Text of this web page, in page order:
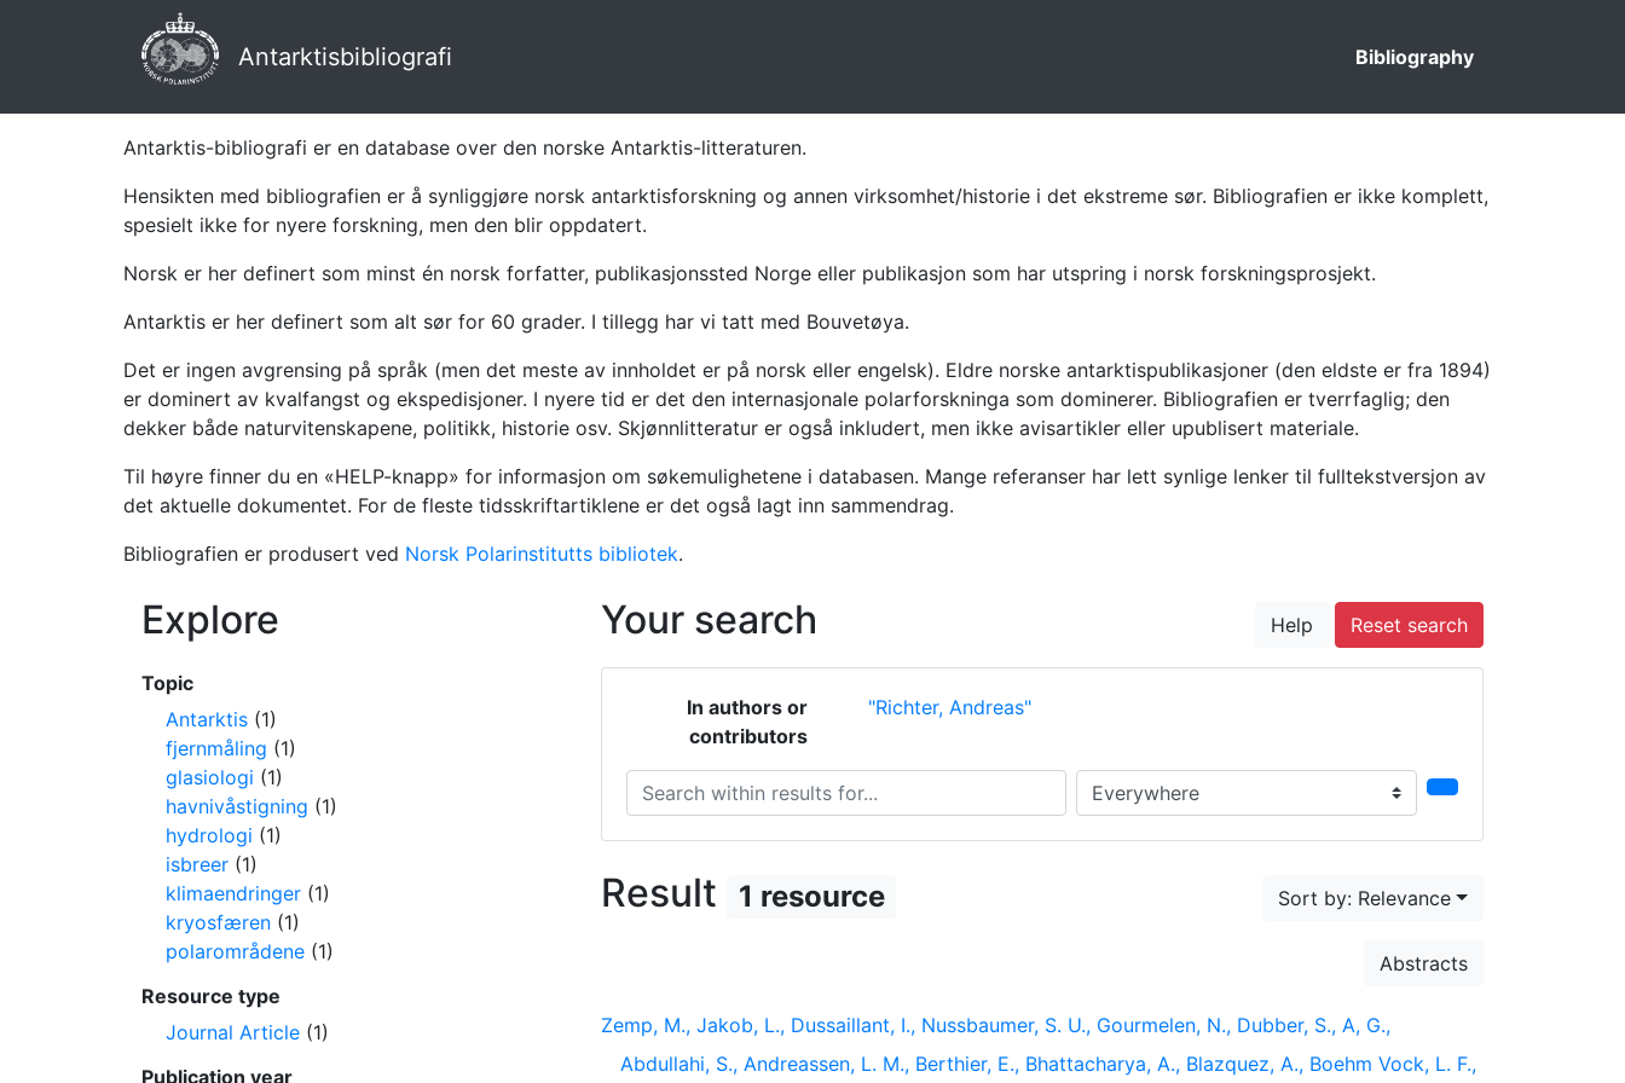
Antarktisbibliografi Bibliography
Antarktis-bibliografi er en database over den norske Antarktis-litteraturen.
Hensikten med bibliografien er å synliggjøre norsk antarktisforskning og annen virksomhet/historie i det ekstreme sør. Bibliografien er ikke komplett,
spesielt ikke for nyere forskning, men den blir oppdatert.
Norsk er her definert som minst én norsk forfatter, publikasjonssted Norge eller publikasjon som har utspring i norsk forskningsprosjekt.
Antarktis er her definert som alt sør for 60 grader. I tillegg har vi tatt med Bouvetøya.
Det er ingen avgrensing på språk (men det meste av innholdet er på norsk eller engelsk). Eldre norske antarktispublikasjoner (den eldste er fra 1894)
er dominert av kvalfangst og ekspedisjoner. I nyere tid er det den internasjonale polarforskninga som dominerer. Bibliografien er tverrfaglig; den
dekker både naturvitenskapene, politikk, historie osv. Skjønnlitteratur er også inkludert, men ikke avisartikler eller upublisert materiale.
Til høyre finner du en «HELP-knapp» for informasjon om søkemulighetene i databasen. Mange referanser har lett synlige lenker til fulltekstversjon av
det aktuelle dokumentet. For de fleste tidsskriftartiklene er det også lagt inn sammendrag.
Bibliografien er produsert ved Norsk Polarinstitutts bibliotek.
Your search Help Reset search
In authors or
contributors
"Richter, Andreas"
Search within results for... Search in...
Result 1 resource Sort by: Relevance
Abstracts
Zemp, M., Jakob, L., Dussaillant, I., Nussbaumer, S. U., Gourmelen, N., Dubber, S., A, G.,
Abdullahi, S., Andreassen, L. M., Berthier, E., Bhattacharya, A., Blazquez, A., Boehm Vock, L. F.,
Explore
Topic
Antarktis (1)
fjernmåling (1)
glasiologi (1)
havnivåstigning (1)
hydrologi (1)
isbreer (1)
klimaendringer (1)
kryosfæren (1)
polarområdene (1)
Resource type
Journal Article (1)
Publication year